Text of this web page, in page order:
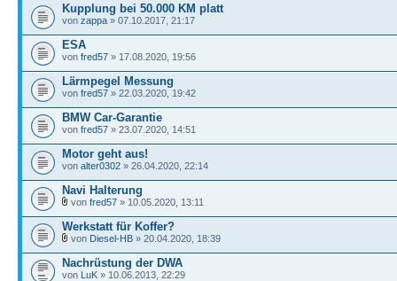
Kupplung bei 50.000 KM platt
von zappa » 07.10.2017, 21:17
ESA
von fred57 » 17.08.2020, 19:56
Lärmpegel Messung
von fred57 » 22.03.2020, 19:42
BMW Car-Garantie
von fred57 » 23.07.2020, 14:51
Motor geht aus!
von alter0302 » 26.04.2020, 22:14
Navi Halterung
von fred57 » 10.05.2020, 13:11
Werkstatt für Koffer?
von Diesel-HB » 20.04.2020, 18:39
Nachrüstung der DWA
von LuK » 10.06.2013, 22:29